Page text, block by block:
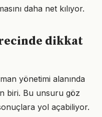
daha net kılıyor.
dikkat
yönetimi alanında
biri. Bu unsuru göz
yol açabiliyor.